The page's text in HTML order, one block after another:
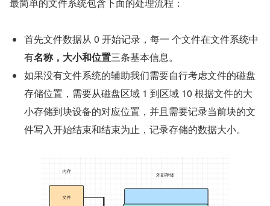
首先文件数据从 0 开始记录，每一 个文件在文件系统中
有名称，大小和位置三条基本信息。
如果没有文件系统的辅助我们需要自行考虑文件的磁盘
存储位置，需要从磁盘区域 1 到区域 10 根据文件的大
小存储到块设备的对应位置，并且需要记录当前块的文
件写入开始结束和结束为止，记录存储的数据大小。